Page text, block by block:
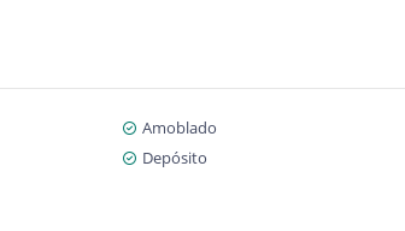
Amoblado
Depósito